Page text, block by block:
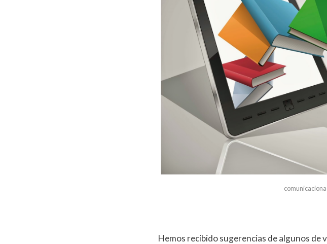
Hemos recibido sugerencias de algunos